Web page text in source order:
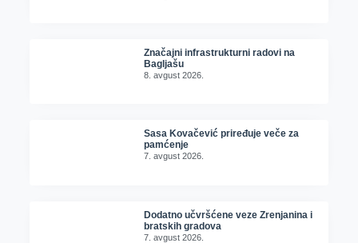
Značajni infrastrukturni radovi na
Bagljašu
8. avgust 2026.
Sasa Kovačević priređuje veče za
pamćenje
7. avgust 2026.
Dodatno učvršćene veze Zrenjanina i
bratskih gradova
7. avgust 2026.